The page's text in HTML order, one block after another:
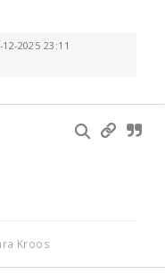
2025 23:11
Kroos